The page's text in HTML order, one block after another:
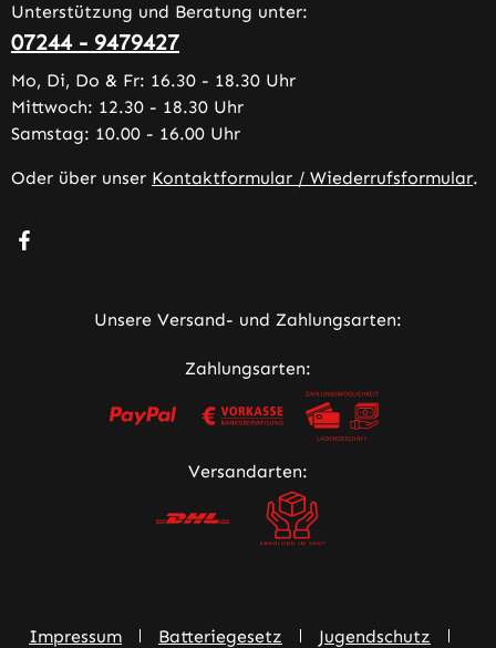
Unterstützung und Beratung unter:
07244 - 9479427
Mo, Di, Do & Fr: 16.30 - 18.30 Uhr
Mittwoch: 12.30 - 18.30 Uhr
Samstag: 10.00 - 16.00 Uhr
Oder über unser Kontaktformular / Wiederrufsformular.
Besuche uns auf Facebook – öffnet in neuem Tab
Unsere Versand- und Zahlungsarten:
Zahlungsarten:
Versandarten:
Impressum Batteriegesetz Jugendschutz